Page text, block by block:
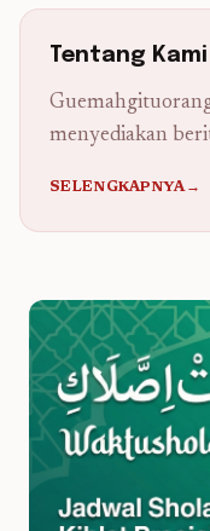
Tentang Kami
menyediakan
SELENGKAPNYA→